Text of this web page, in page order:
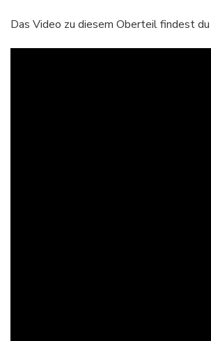
Das Video zu diesem Oberteil findest du